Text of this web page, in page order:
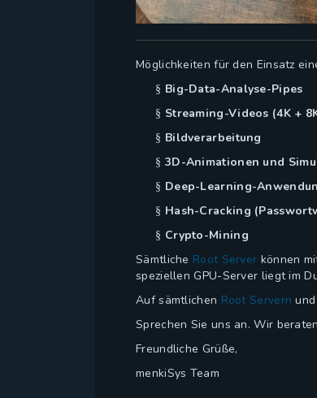
Möglichkeiten für den Einsatz
§ Big-Data-Analyse-Pipes
§ Streaming-Videos (4K +
§ Bildverarbeitung
§ 3D-Animationen und
§ Deep-Learning-
§ Hash-Cracking
§ Crypto-Mining
Sämtliche Root Server können
speziellen GPU-Server liegt im
Auf sämtlichen Root Servern und
Sprechen Sie uns an. Wir
Freundliche Grüße,
menkiSys Team